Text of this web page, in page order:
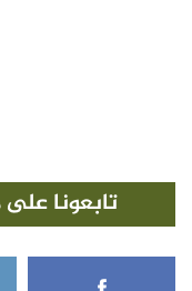
تابعونا